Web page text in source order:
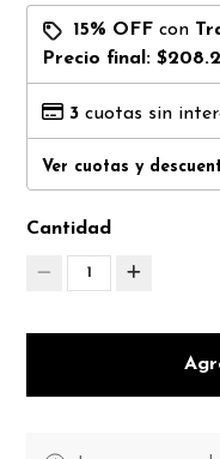
15% OFF con
Precio final:
3 cuotas sin
Ver cuotas y
Cantidad
1